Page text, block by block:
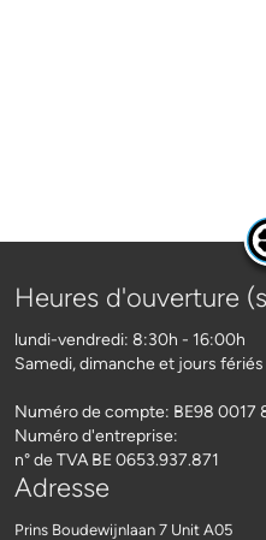
Heures d'ouverture
lundi-vendredi: 8:30h - 16:00h
Samedi, dimanche et jours
Numéro de compte: BE98 0017
Numéro d'entreprise:
n° de TVA BE 0653.937.871
Adresse
Prins Boudewijnlaan 7 Unit A05